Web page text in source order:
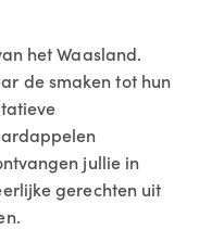
het Waasland.
de smaken tot hun
jullie in
gerechten uit